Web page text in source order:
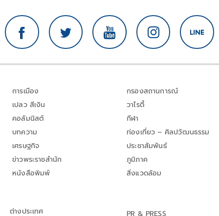
การเมือง
เปลว สีเงิน
คอลัมนิสต์
บทความ
เศรษฐกิจ
ข่าวพระราชสำนัก
หนังสือพิมพ์
กรองสถานการณ์
วาไรตี้
กีฬา
ท่องเที่ยว – ศิลปวัฒนธรรม
ประชาสัมพันธ์
ภูมิภาค
สิ่งแวดล้อม
ต่างประเทศ